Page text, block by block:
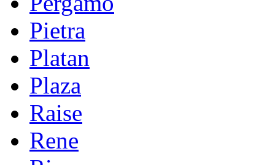
Pietra
Platan
Plaza
Raise
Rene